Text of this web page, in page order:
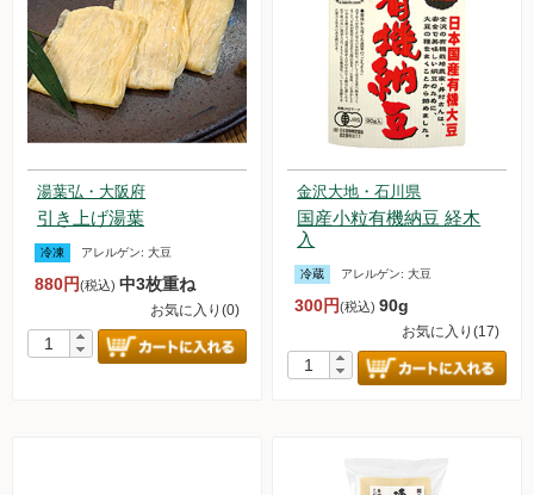
湯葉弘・大阪府
引き上げ湯葉
冷凍 アレルゲン: 大豆
880円(税込) 中3枚重ね
お気に入り(0)
金沢大地・石川県
国産小粒有機納豆 経木
入
冷蔵 アレルゲン:大豆
300円(税込)90g
お気に入り(17)